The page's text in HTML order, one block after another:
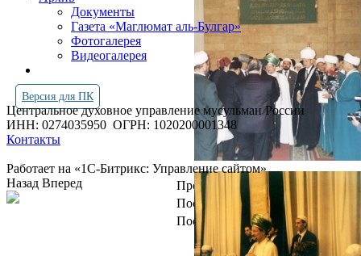
Документы
Газета «Маглюмат аль-Булгар»
Фотогалерея
Видеогалерея
Версия для ПК
Центральное духовное управление мусульман России
ИНН: 0274035950 ОГРН: 1020200001348
Контакты
Работает на «1С-Битрикс: Управление сайтом»
Просмотров всего:
Посетителей сегодня:
Посетителей в онлайн:
Назад Вперед